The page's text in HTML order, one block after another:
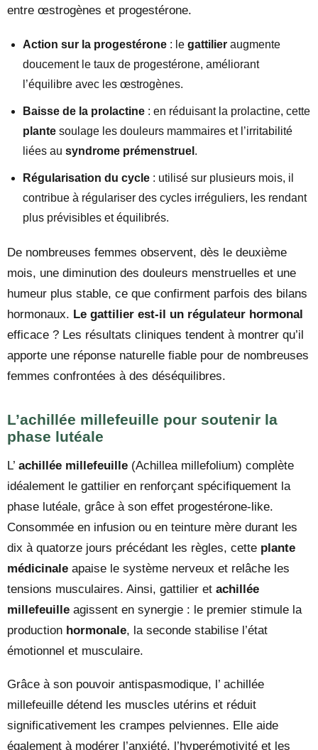
entre œstrogènes et progestérone.
Action sur la progestérone : le gattilier augmente
doucement le taux de progestérone, améliorant
l’équilibre avec les œstrogènes.
Baisse de la prolactine : en réduisant la prolactine, cette
plante soulage les douleurs mammaires et l’irritabilité
liées au syndrome prémenstruel .
Régularisation du cycle : utilisé sur plusieurs mois, il
contribue à régulariser des cycles irréguliers, les rendant
plus prévisibles et équilibrés.
De nombreuses femmes observent, dès le deuxième
mois, une diminution des douleurs menstruelles et une
humeur plus stable, ce que confirment parfois des bilans
hormonaux. Le gattilier est-il un régulateur hormonal
efficace ? Les résultats cliniques tendent à montrer qu’il
apporte une réponse naturelle fiable pour de nombreuses
femmes confrontées à des déséquilibres.
L’achillée millefeuille pour soutenir la
phase lutéale
L’ achillée millefeuille (Achillea millefolium) complète
idéalement le gattilier en renforçant spécifiquement la
phase lutéale, grâce à son effet progestérone-like.
Consommée en infusion ou en teinture mère durant les
dix à quatorze jours précédant les règles, cette plante
médicinale apaise le système nerveux et relâche les
tensions musculaires. Ainsi, gattilier et achillée
millefeuille agissent en synergie : le premier stimule la
production hormonale, la seconde stabilise l’état
émotionnel et musculaire.
Grâce à son pouvoir antispasmodique, l’ achillée
millefeuille détend les muscles utérins et réduit
significativement les crampes pelviennes. Elle aide
également à modérer l’anxiété, l’hyperémotivité et les